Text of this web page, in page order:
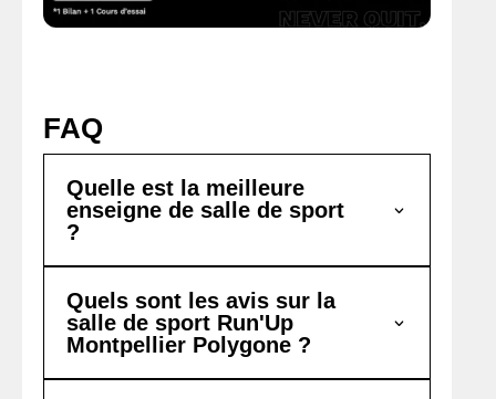
FAQ
Quelle est la meilleure
enseigne de salle de sport
?
Quels sont les avis sur la
salle de sport Run'Up
Montpellier Polygone ?